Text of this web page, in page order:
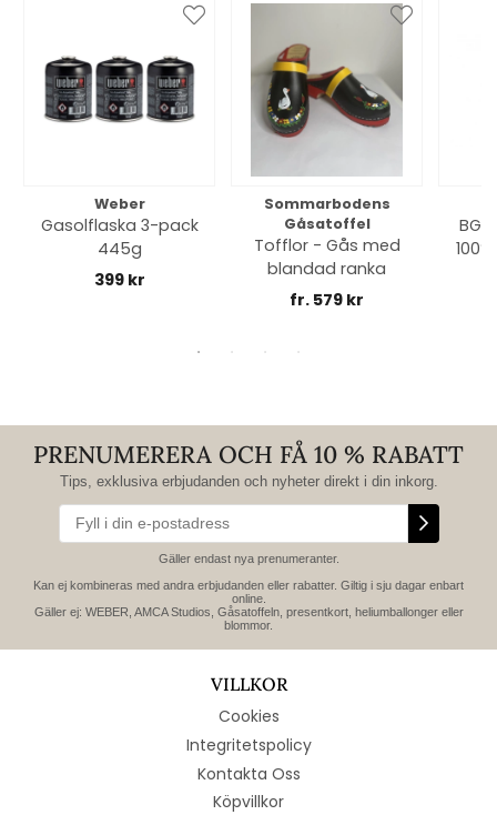
Weber
Gasolflaska 3-pack
445g
399 kr
Sommarbodens
Gåsatoffel
Tofflor - Gås med
blandad ranka
fr. 579 kr
PRENUMERERA OCH FÅ 10 % RABATT
Tips, exklusiva erbjudanden och nyheter direkt i din inkorg.
Gäller endast nya prenumeranter.
Kan ej kombineras med andra erbjudanden eller rabatter. Giltig i sju dagar enbart
online.
Gäller ej: WEBER, AMCA Studios, Gåsatoffeln, presentkort, heliumballonger eller
blommor.
VILLKOR
Cookies
Integritetspolicy
Kontakta Oss
Köpvillkor